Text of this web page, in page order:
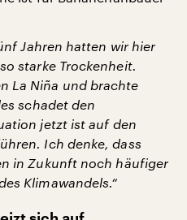
Jahren hatten wir hier
starke Trockenheit.
La Niña und brachte
schadet den
jetzt ist auf den
Ich denke, dass
in Zukunft noch häufiger
Klimawandels.“